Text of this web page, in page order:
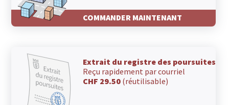
COMMANDER MAINTENANT
Extrait du registre des poursuites
Reçu rapidement par courriel
CHF 29.50 (réutilisable)